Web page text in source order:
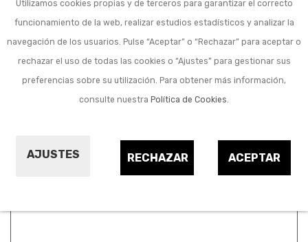
Utilizamos cookies propias y de terceros para garantizar el correcto
funcionamiento de la web, realizar estudios estadísticos y analizar la
navegación de los usuarios. Pulse “Aceptar” o “Rechazar” para aceptar o
rechazar el uso de todas las cookies o “Ajustes” para gestionar sus
preferencias sobre su utilización. Para obtener más información,
consulte nuestra Política de Cookies.
AJUSTES ACEPTAR
RECHAZAR